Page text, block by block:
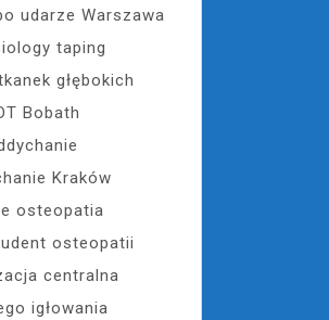
udarze Warszawa
taping
głębokich
Bobath
Kraków
osteopatia
osteopatii
centralna
igłowania